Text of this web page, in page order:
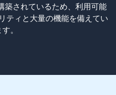
されているため、利用可能
ティと大量の機能を備えてい
。